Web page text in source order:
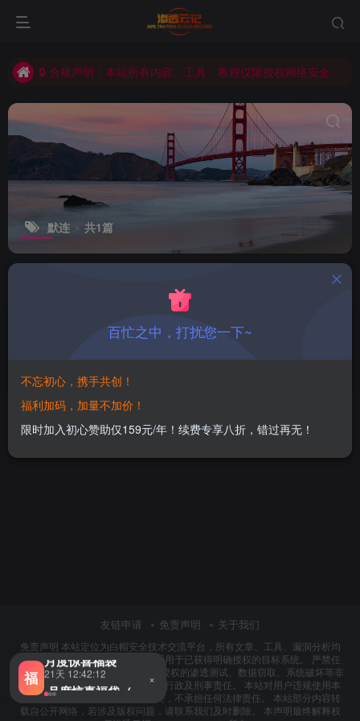
不是每一次努力都会有收获，但每一次收获都必须努力才能得到。
🔒 合规声明：本站所有内容、工具、教程仅限授权网络安全测试场景使用，严禁用于任何非法攻击、未经授权的系统渗透等违规违法行为。使用者需遵守《中华人民共和国网络安全法》及相关法律法规，因违规使用产生的一切法律责任，由使用者自行承担。
如有问题，请点击用户中心-工单管理进行反馈
默连 共1篇
webshell管理工具(支持常规的代码执
工具分享 技术教程 白帽黑客
友链申请 免责声明 关于我们
免责声明 本站定位为白帽安全技术交流平台，所有文章、工具、漏洞分析均
为安全从业者学习研究之用，仅适用于已获得明确授权的目标系统。 严禁任
何个人或组织将本站内容用于未经授权的渗透测试、数据窃取、系统破坏等非
法活动，违反者将承担相应民事、行政及刑事责任。 本站对用户违规使用本
站内容造成的任何直接或间接损失，不承担任何法律责任。 本站部分内容转
载自公开网络，若涉及版权问题，请联系我们及时删除。 本声明最终解释权
福
每日惊喜福袋
00:07:12
月度惊喜福袋
21天 12:42:12
×
百忙之中，打扰您一下~
不忘初心，携手共创！
福利加码，加量不加价！
限时加入初心赞助仅159元/年！续费专享八折，错过再无！